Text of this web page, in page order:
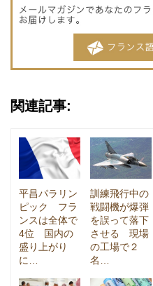
関連記事:
平昌パラリン
ピック フラ
ンスは全体で
4位 国内の
盛り上がり
に…
訓練飛行中の
戦闘機が爆弾
を誤って落下
させる 現場
の工場で２
名…